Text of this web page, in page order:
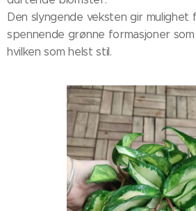
Den slyngende veksten gir mulighet
spennende grønne formasjoner som
hvilken som helst stil.